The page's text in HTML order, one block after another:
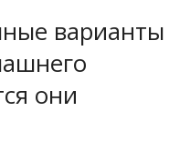
варианты
они